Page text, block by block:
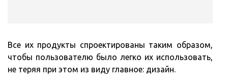
Все их продукты спроектированы таким образом,
чтобы пользователю было легко их использовать,
не теряя при этом из виду главное: дизайн.